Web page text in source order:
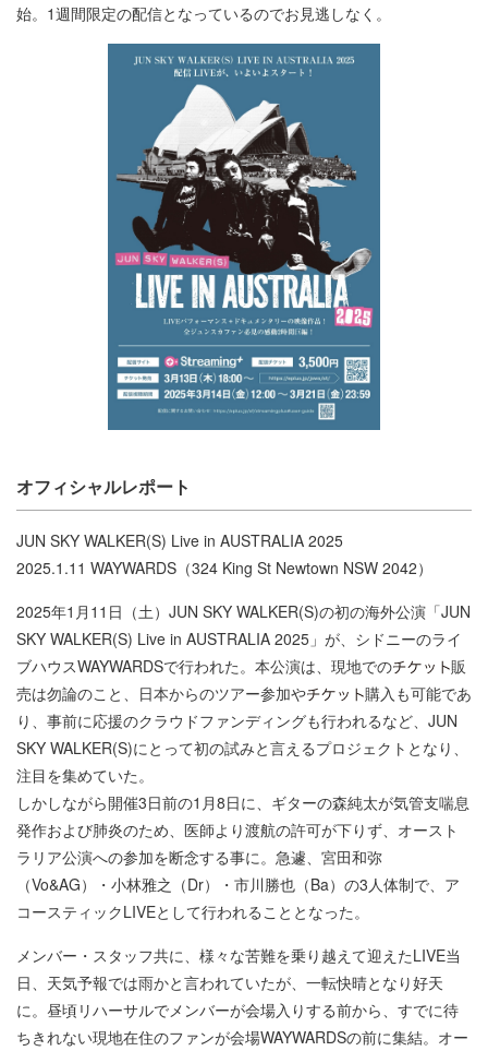
始。1週間限定の配信となっているのでお見逃しなく。
オフィシャルレポート
JUN SKY WALKER(S) Live in AUSTRALIA 2025
2025.1.11 WAYWARDS（324 King St Newtown NSW 2042）
2025年1月11日（土）JUN SKY WALKER(S)の初の海外公演「JUN
SKY WALKER(S) Live in AUSTRALIA 2025」が、シドニーのライ
ブハウスWAYWARDSで行われた。本公演は、現地での
販
売は勿論のこと、日本からのツアー参加や
購入も可能であ
り、事前に応援のクラウドファンディングも行われるなど、JUN
SKY WALKER(S)にとって初の試みと言えるプロジェクトとなり、
注目を集めていた。
しかしながら開催3日前の1月8日に、ギターの森純太が気管支喘息
発作および肺炎のため、医師より渡航の許可が下りず、オースト
ラリア公演への参加を断念する事に。急遽、宮田和弥
（Vo&AG）・小林雅之（Dr）・市川勝也（Ba）の3人体制で、ア
コースティックLIVEとして行われることとなった。
メンバー・スタッフ共に、様々な苦難を乗り越えて迎えたLIVE当
日、天気予報では雨かと言われていたが、一転快晴となり好天
に。昼頃リハーサルでメンバーが会場入りする前から、すでに待
ちきれない現地在住のファンが会場WAYWARDSの前に集結。オー